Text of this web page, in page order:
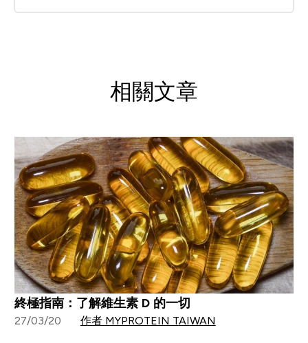
相關文章
終極指南：了解維生素 D 的一切
27/03/20 作者 MYPROTEIN TAIWAN